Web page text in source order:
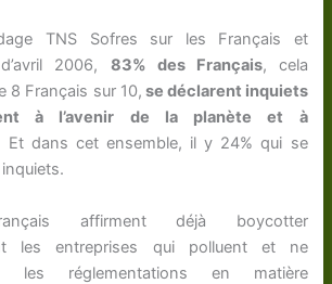
TNS Sofres sur les Français et
2006, 83% des Français, cela
8 Français sur 10, se déclarent inquiets
à l’avenir de la planète et à
Et dans cet ensemble, il y 24% qui se
affirment déjà boycotter
les entreprises qui polluent et ne
les réglementations en matière